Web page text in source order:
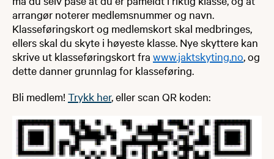
arrangør noterer medlemsnummer og navn.
Klasseføringskort og medlemskort skal medbringes,
ellers skal du skyte i høyeste klasse. Nye skyttere kan
skrive ut klasseføringskort fra www.jaktskyting.no , og
dette danner grunnlag for klasseføring.
Bli medlem! Trykk her, eller scan QR koden: